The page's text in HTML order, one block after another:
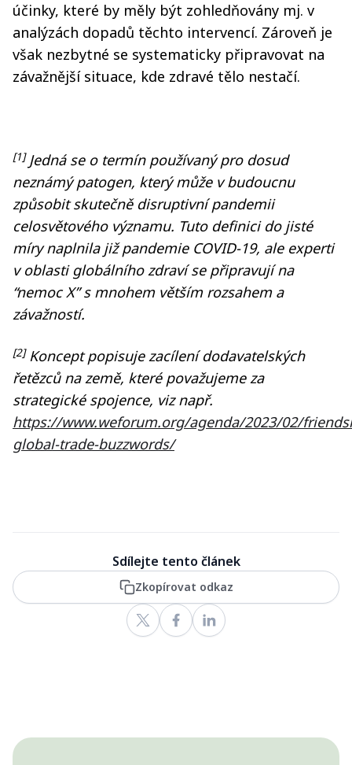
účinky, které by měly být zohledňovány mj. v
analýzách dopadů těchto intervencí. Zároveň je
však nezbytné se systematicky připravovat na
závažnější situace, kde zdravé tělo nestačí.
[1]Jedná se o termín používaný pro dosud
neznámý patogen, který může v budoucnu
způsobit skutečně disruptivní pandemii
celosvětového významu. Tuto definici do jisté
míry naplnila již pandemie COVID-19, ale experti
v oblasti globálního zdraví se připravují na
“nemoc X” s mnohem větším rozsahem a
závažností.
[2]Koncept popisuje zacílení dodavatelských
řetězců na země, které považujeme za
strategické spojence, viz např.
https://www.weforum.org/agenda/2023/02/
global-trade-buzzwords/
Sdílejte tento článek
Zkopírovat odkaz